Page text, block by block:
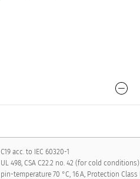
C19 acc. to IEC 60320-1
UL 498, CSA C22.2 no. 42 (for cold conditions)
pin-temperature 70 °C, 16 A, Protection Class I